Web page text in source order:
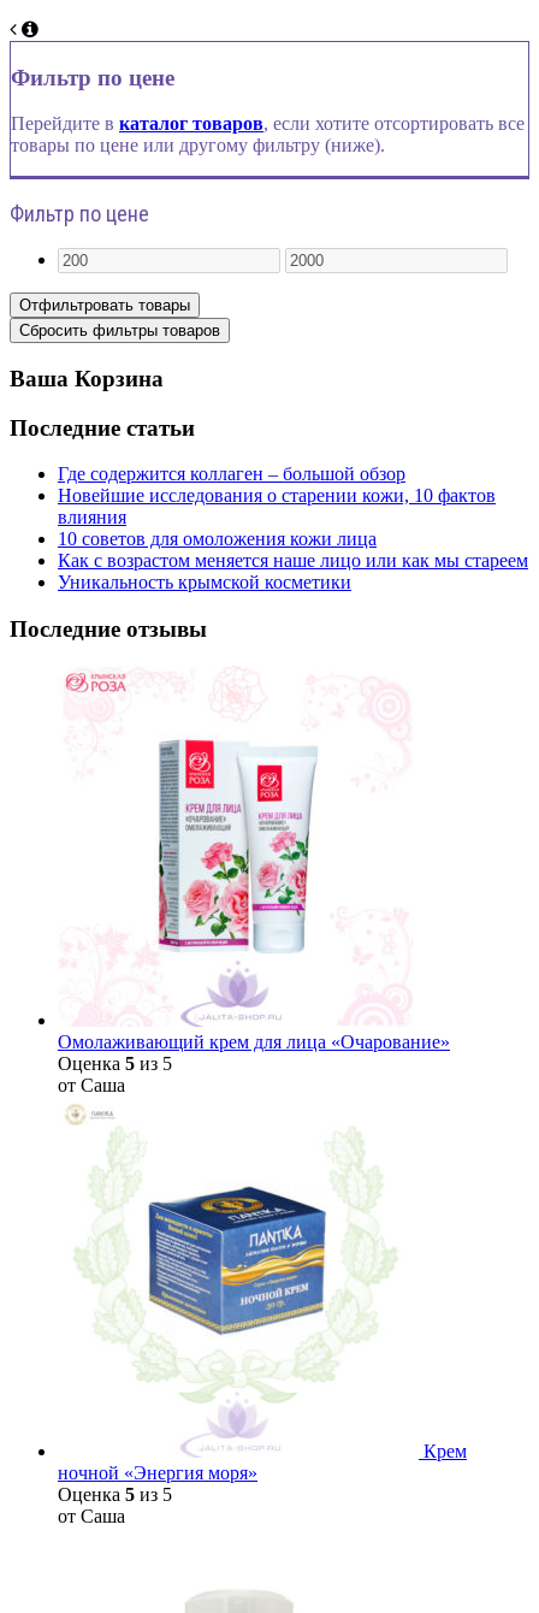
Фильтр по цене
Перейдите в каталог товаров, если хотите отсортировать все
товары по цене или другому фильтру (ниже).
Фильтр по цене
Ваша Корзина
Последние статьи
Где содержится коллаген – большой обзор
Новейшие исследования о старении кожи, 10 фактов
влияния
10 советов для омоложения кожи лица
Как с возрастом меняется наше лицо или как мы стареем
Уникальность крымской косметики
Последние отзывы
Омолаживающий крем для лица «Очарование»
Оценка 5 из 5
от Саша
Крем
ночной «Энергия моря»
Оценка 5 из 5
от Саша